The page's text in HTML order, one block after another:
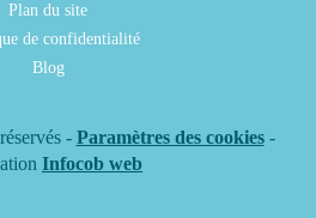
Plan du site
de confidentialité
Blog
- Paramètres des cookies-
Infocob web